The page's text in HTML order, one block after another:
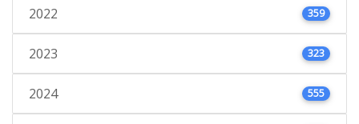
2022 359
2023 323
2024 555